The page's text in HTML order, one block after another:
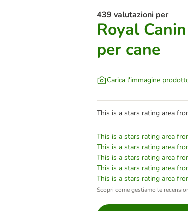
439 valutazioni per
Royal
per cane
Carica l'immagine
This is a stars rating area
This is a stars rating area
This is a stars rating area
This is a stars rating area
This is a stars rating area
This is a stars rating area
Scopri come gestiamo le